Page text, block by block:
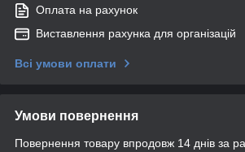
Оплата на рахунок
Виставлення рахунка для організацій
Всі умови оплати
Умови повернення
Повернення товару впродовж 14 днів за